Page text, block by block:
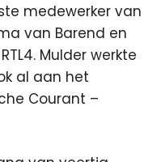
medewerker van
van Barend en
Mulder werkte
al aan het
Courant –